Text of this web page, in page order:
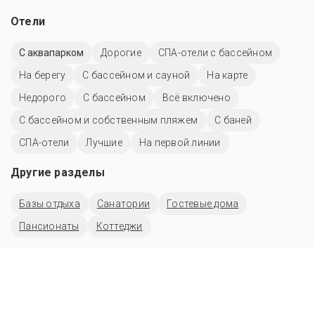
Отели
С аквапарком Дорогие
СПА-отели с бассейном
На берегу
С бассейном и сауной
На карте
Недорого
C бассейном
Всё включено
С бассейном и собственным пляжем
С баней
СПА-отели
Лучшие На первой линии
Другие разделы
Базы отдыха Санатории
Гостевые дома
Пансионаты
Коттеджи